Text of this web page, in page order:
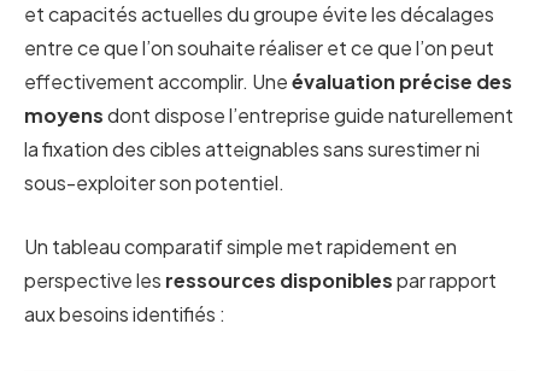
et capacités actuelles du groupe évite les décalages
entre ce que l’on souhaite réaliser et ce que l’on peut
effectivement accomplir. Uneévaluation précise des
moyensdont dispose l’entreprise guide naturellement
la fixation des cibles atteignables sans surestimer ni
sous-exploiter son potentiel.
Un tableau comparatif simple met rapidement en
perspective les ressources disponiblespar rapport
aux besoins identifiés :